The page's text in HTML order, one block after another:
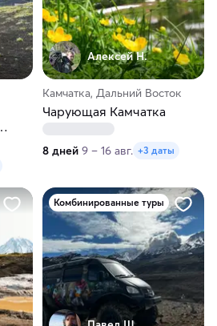
Алексей Н.
Камчатка, Дальний Восток
Чарующая Камчатка
8 дней 9 – 16 авг. +3 даты
Комбинированные туры